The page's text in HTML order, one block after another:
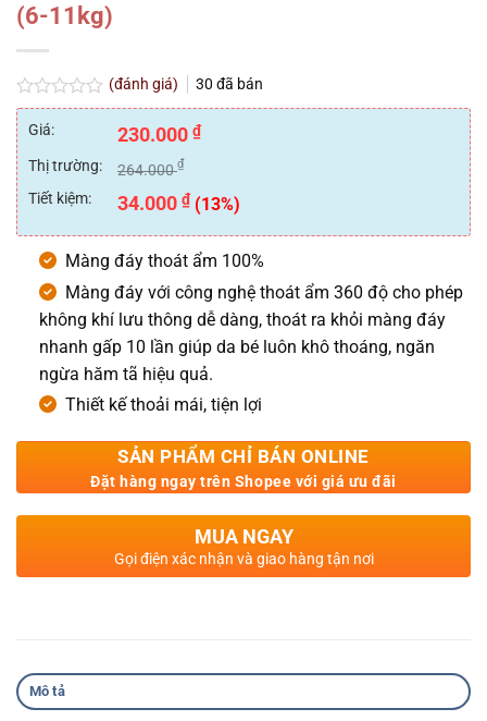
(6-11kg)
Được
xếp
hạng
0
5
sao
(đánh giá) 30 đã bán
Giá: 230.000 ₫
Thị trường:
264.000₫
Tiết kiệm: 34.000 ₫ (13%)
Màng đáy thoát ẩm 100%
Màng đáy với công nghệ thoát ẩm 360 độ cho phép
không khí lưu thông dễ dàng, thoát ra khỏi màng đáy
nhanh gấp 10 lần giúp da bé luôn khô thoáng, ngăn
ngừa hăm tã hiệu quả.
Thiết kế thoải mái, tiện lợi
SẢN PHẨM CHỈ BÁN ONLINE
Đặt hàng ngay trên Shopee với giá ưu đãi
MUA NGAY
Gọi điện xác nhận và giao hàng tận nơi
Mô tả